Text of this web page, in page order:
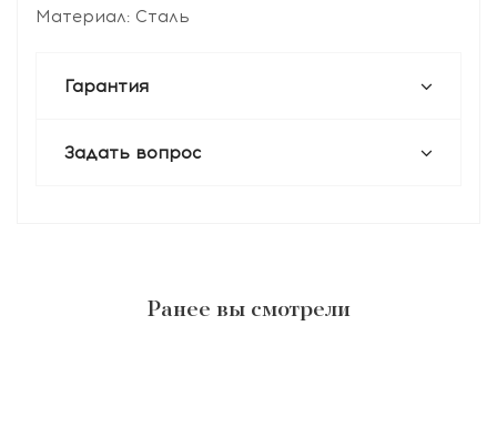
Материал: Сталь
Гарантия
Задать вопрос
Ранее вы смотрели